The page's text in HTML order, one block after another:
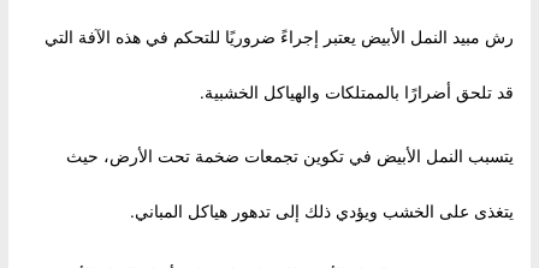
رش مبيد النمل الأبيض يعتبر إجراءً ضروريًا للتحكم في هذه الآفة التي
قد تلحق أضرارًا بالممتلكات والهياكل الخشبية.
يتسبب النمل الأبيض في تكوين تجمعات ضخمة تحت الأرض، حيث
يتغذى على الخشب ويؤدي ذلك إلى تدهور هياكل المباني.